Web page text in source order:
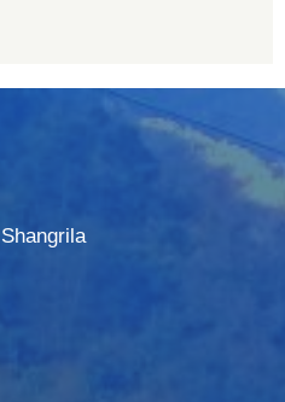
Shangrila